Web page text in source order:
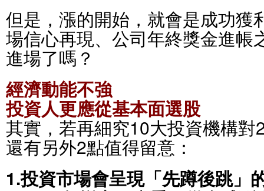
但是，漲的開始，就會是成功獲
場信心再現、公司年終獎金進帳
進場了嗎？
經濟動能不強
投資人更應從基本面選股
其實，若再細究10大投資機構
還有另外2點值得留意：
1.投資市場會呈現「先蹲後跳」